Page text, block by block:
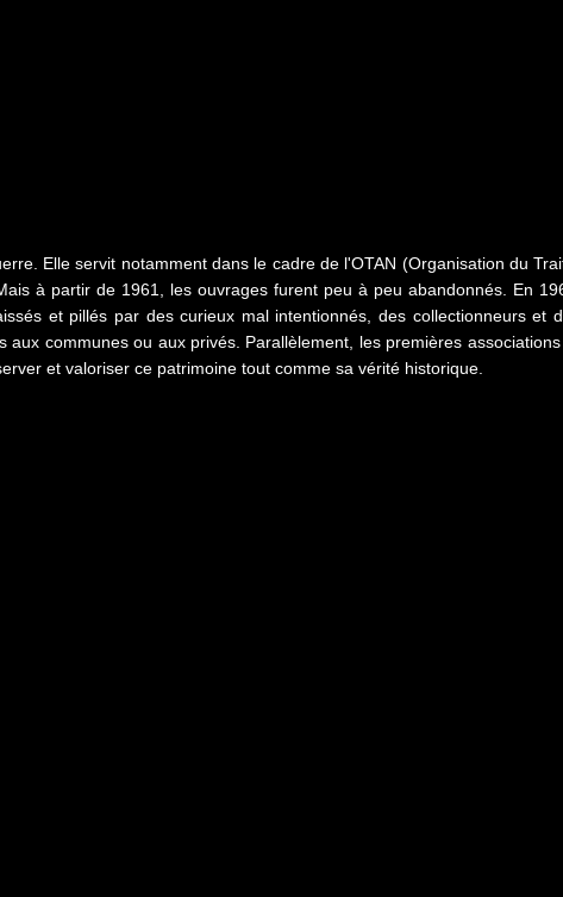
Elle servit notamment dans le cadre de l'OTAN (Organisation du
à partir de 1961, les ouvrages furent peu à peu abandonnés. En
et pillés par des curieux mal intentionnés, des collectionneurs et
communes ou aux privés. Parallèlement, les premières
et valoriser ce patrimoine tout comme sa vérité historique.